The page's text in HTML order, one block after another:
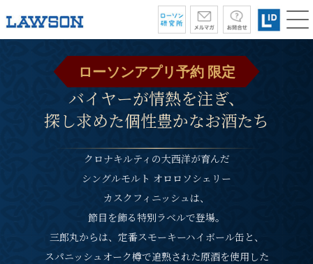
ローソンアプリ予約 限定
バイヤーが情熱を注ぎ、
探し求めた個性豊かなお酒たち
クロナキルティの大西洋が育んだ
シングルモルト オロロソシェリー
カスクフィニッシュは、
節目を飾る特別ラベルで登場。
三郎丸からは、定番スモーキーハイボール缶と、
スパニッシュオーク樽で追熟された原酒を使用した